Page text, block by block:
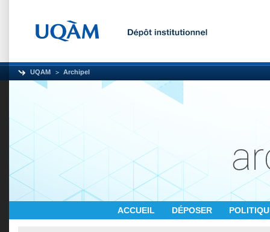
UQAM Archipel
ACCUEIL DÉPOSER